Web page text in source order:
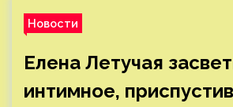
Новости
Елена Летучая
интимное, приспустив